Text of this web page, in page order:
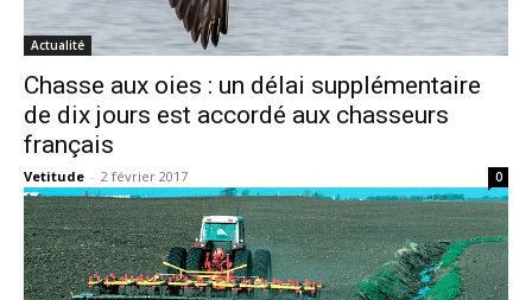
Actualité
Chasse aux oies : un délai supplémentaire
de dix jours est accordé aux chasseurs
français
Vetitude - 2 février 2017 0